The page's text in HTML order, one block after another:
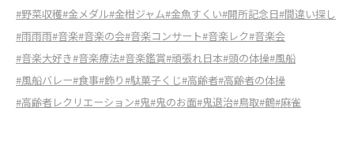
#野菜収穫#金メダル#金柑ジャム#金魚すくい#開所記念日#間違い探し
#雨雨雨#音楽#音楽の会#音楽コンサート#音楽レク#音楽会
#音楽大好き#音楽療法#音楽鑑賞#頑張れ日本#頭の体操#風船
#風船バレー#食事#飾り#駄菓子くじ#高齢者#高齢者の体操
#高齢者レクリエーション#鬼#鬼のお面#鬼退治#鳥取#鶴#麻雀